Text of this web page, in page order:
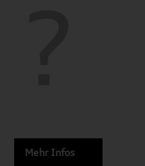
Mehr Infos